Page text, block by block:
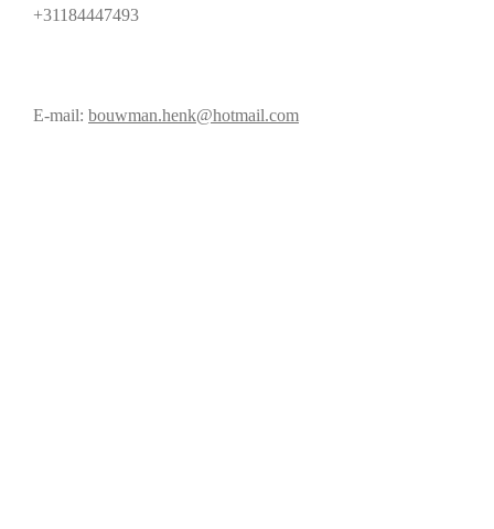
+31184447493
E-mail: bouwman.henk@hotmail.com